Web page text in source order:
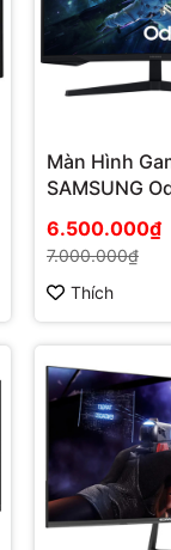
Màn Hình
SAMSUNG
(32.0 inch -
165Hz - 1ms
- HDR10 -
6.500.000₫
7.000.000₫
Thích